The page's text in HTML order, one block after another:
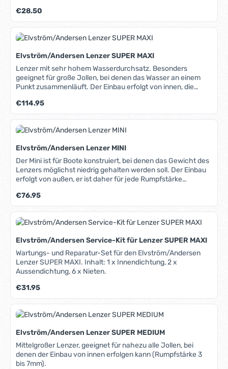
Regulärer Preis:
€28.50
Elvström/Andersen Lenzer SUPER MAXI
Lenzer mit sehr hohem Wasserdurchsatz. Besonders
geeignet für große Jollen, bei denen das Wasser an einem
Punkt zusammenläuft. Der Einbau erfolgt von innen, die
Regulärer Preis:
€114.95
Elvström/Andersen Lenzer MINI
Der Mini ist für Boote konstruiert, bei denen das Gewicht des
Lenzers möglichst niedrig gehalten werden soll. Der Einbau
erfolgt von außen, er ist daher für jede Rumpfstärke
Regulärer Preis:
€76.95
Elvström/Andersen Service-Kit für Lenzer SUPER MAXI
Wartungs- und Reparatur-Set für den Elvström/Andersen
Lenzer SUPER MAXI. Inhalt: 1 x Innendichtung, 2 x
Aussendichtung, 6 x Nieten.
Regulärer Preis:
€31.95
Elvström/Andersen Lenzer SUPER MEDIUM
Mittelgroßer Lenzer, geeignet für nahezu alle Jollen, bei
denen der Einbau von innen erfolgen kann (Rumpfstärke 3
bis 7mm).